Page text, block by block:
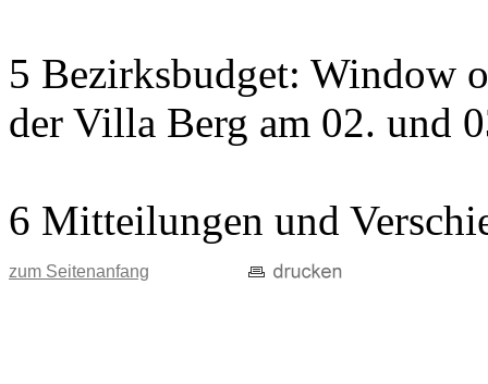
5 Bezirksbudget: Window
der Villa Berg am 02. und
6 Mitteilungen und
zum Seitenanfang